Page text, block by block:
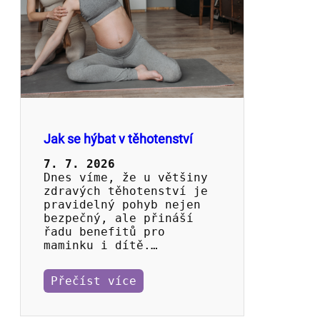
Jak se hýbat v těhotenství
7. 7. 2026
Dnes víme, že u většiny
zdravých těhotenství je
pravidelný pohyb nejen
bezpečný, ale přináší
řadu benefitů pro
maminku i dítě.…
Přečíst více